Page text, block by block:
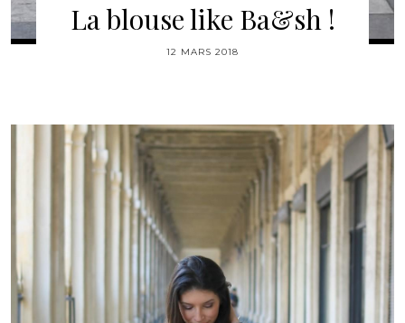
La blouse like Ba&sh !
12 MARS 2018